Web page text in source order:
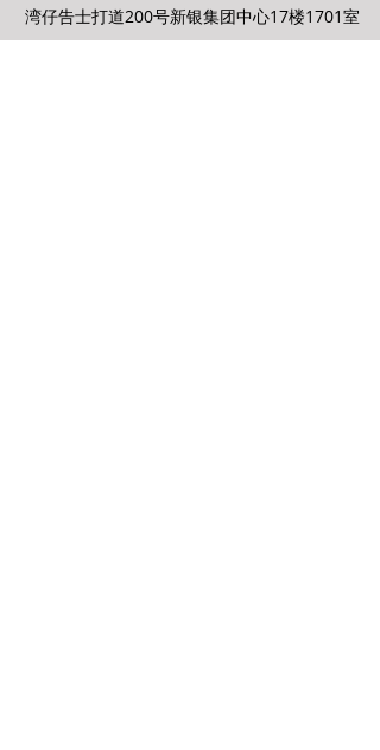
湾仔告士打道200号新银集团中心17楼1701室